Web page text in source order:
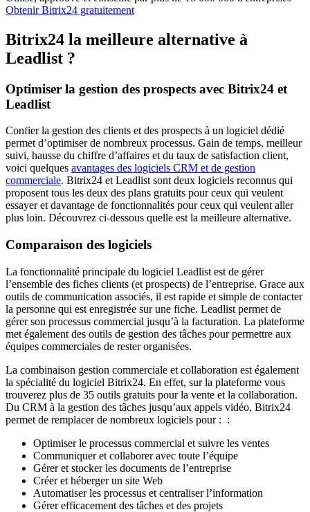
Obtenir Bitrix24 gratuitement
Bitrix24 la meilleure alternative à
Leadlist ?
Optimiser la gestion des prospects avec Bitrix24 et
Leadlist
Confier la gestion des clients et des prospects à un logiciel dédié
permet d’optimiser de nombreux processus. Gain de temps, meilleur
suivi, hausse du chiffre d’affaires et du taux de satisfaction client,
voici quelques avantages des logiciels CRM et de gestion
commerciale. Bitrix24 et Leadlist sont deux logiciels reconnus qui
proposent tous les deux des plans gratuits pour ceux qui veulent
essayer et davantage de fonctionnalités pour ceux qui veulent aller
plus loin. Découvrez ci-dessous quelle est la meilleure alternative.
Comparaison des logiciels
La fonctionnalité principale du logiciel Leadlist est de gérer
l’ensemble des fiches clients (et prospects) de l’entreprise. Grace aux
outils de communication associés, il est rapide et simple de contacter
la personne qui est enregistrée sur une fiche. Leadlist permet de
gérer son processus commercial jusqu’à la facturation. La plateforme
met également des outils de gestion des tâches pour permettre aux
équipes commerciales de rester organisées.
La combinaison gestion commerciale et collaboration est également
la spécialité du logiciel Bitrix24. En effet, sur la plateforme vous
trouverez plus de 35 outils gratuits pour la vente et la collaboration.
Du CRM à la gestion des tâches jusqu’aux appels vidéo, Bitrix24
permet de remplacer de nombreux logiciels pour : :
Optimiser le processus commercial et suivre les ventes
Communiquer et collaborer avec toute l’équipe
Gérer et stocker les documents de l’entreprise
Créer et héberger un site Web
Automatiser les processus et centraliser l’information
Gérer efficacement des tâches et des projets